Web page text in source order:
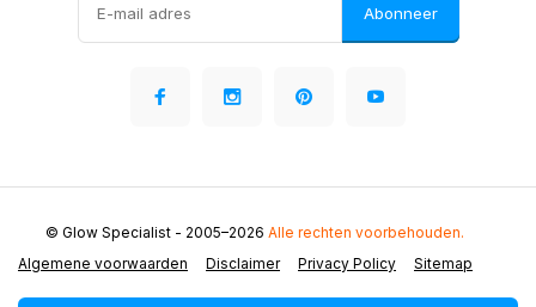
Abonneer
Algemene voorwaarden Disclaimer Privacy Policy Sitemap
© Glow Specialist - 2005–2026 Alle rechten voorbehouden.